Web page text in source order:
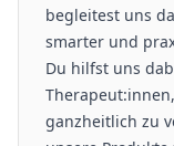
begleitest uns
smarter und
Du hilfst uns
ganzheitlich zu